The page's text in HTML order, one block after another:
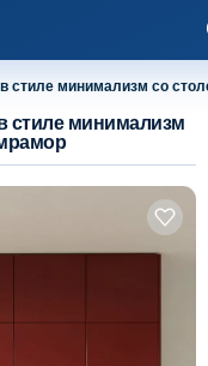
в стиле минимализм со
стиле минимализм